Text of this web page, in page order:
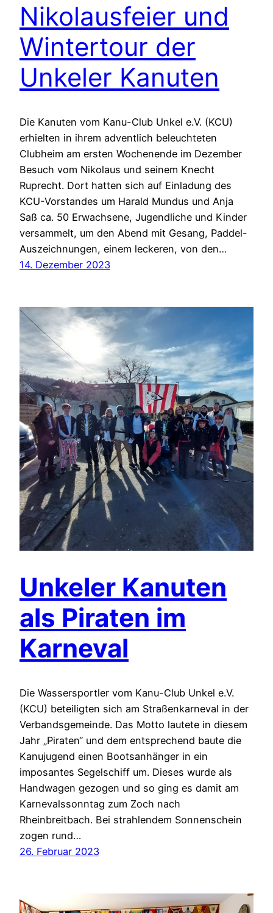
Nikolausfeier und
Wintertour der
Unkeler Kanuten
Die Kanuten vom Kanu-Club Unkel e.V. (KCU)
erhielten in ihrem adventlich beleuchteten
Clubheim am ersten Wochenende im Dezember
Besuch vom Nikolaus und seinem Knecht
Ruprecht. Dort hatten sich auf Einladung des
KCU-Vorstandes um Harald Mundus und Anja
Saß ca. 50 Erwachsene, Jugendliche und Kinder
versammelt, um den Abend mit Gesang, Paddel-
Auszeichnungen, einem leckeren, von den…
14. Dezember 2023
Unkeler Kanuten
als Piraten im
Karneval
Die Wassersportler vom Kanu-Club Unkel e.V.
(KCU) beteiligten sich am Straßenkarneval in der
Verbandsgemeinde. Das Motto lautete in diesem
Jahr „Piraten“ und dem entsprechend baute die
Kanujugend einen Bootsanhänger in ein
imposantes Segelschiff um. Dieses wurde als
Handwagen gezogen und so ging es damit am
Karnevalssonntag zum Zoch nach
Rheinbreitbach. Bei strahlendem Sonnenschein
zogen rund…
26. Februar 2023